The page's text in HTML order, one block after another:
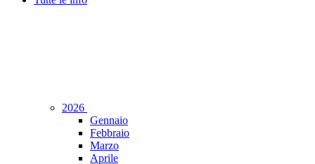
2026
Gennaio
Febbraio
Marzo
Aprile